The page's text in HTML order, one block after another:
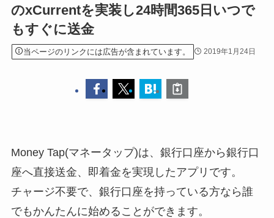
のxCurrentを実装し24時間365日いつで
もすぐに送金
当ページのリンクには広告が含まれています。 2019年1月24日
Money Tap(マネータップ)は、銀行口座から銀行口
座へ直接送金、即着金を実現したアプリです。
チャージ不要で、銀行口座を持っている方なら誰
でもかんたんに始めることができます。